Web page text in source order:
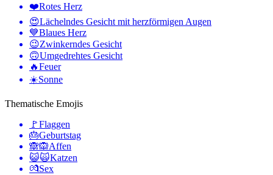
❤️Rotes Herz
😍Lächelndes Gesicht mit herzförmigen Augen
💙Blaues Herz
😉Zwinkerndes Gesicht
🙃Umgedrehtes Gesicht
🔥Feuer
☀️Sonne
Thematische Emojis
🚩Flaggen
🎂Geburtstag
🙈🙉Affen
😺🙀Katzen
💏Sex